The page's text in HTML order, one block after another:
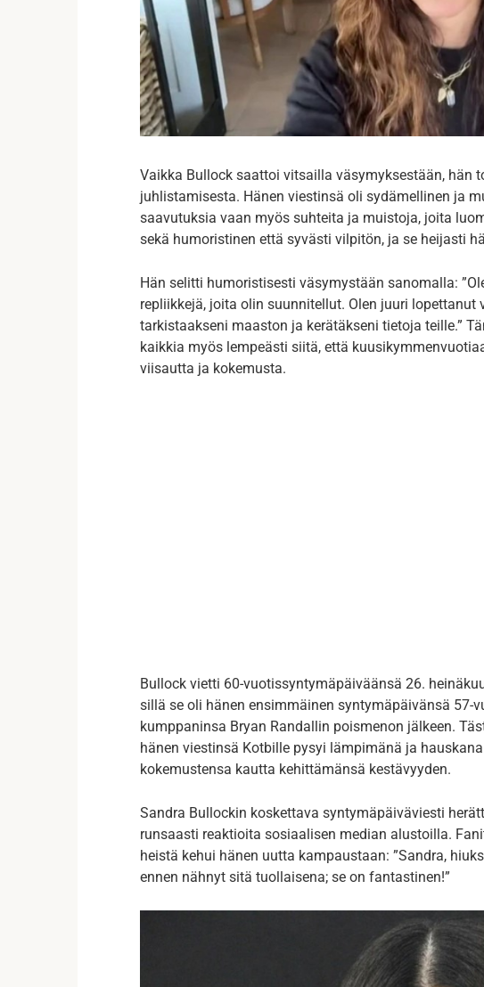
Vaikka Bullock saattoi vitsailla väsymyksestään, hän
juhlistamisesta. Hänen viestinsä oli sydämellinen ja
saavutuksia vaan myös suhteita ja muistoja, joita
sekä humoristinen että syvästi vilpitön, ja se heijasti
Hän selitti humoristisesti väsymystään sanomalla:
repliikkejä, joita olin suunnitellut. Olen juuri lopettanut
tarkistaakseni maaston ja kerätäkseni tietoja teille.”
kaikkia myös lempeästi siitä, että
viisautta ja kokemusta.
Bullock vietti 60-vuotissyntymäpäiväänsä 26.
sillä se oli hänen ensimmäinen syntymäpäivänsä 57-
kumppaninsa Bryan Randallin poismenon jälkeen.
hänen viestinsä Kotbille pysyi lämpimänä ja
kokemustensa kautta kehittämänsä kestävyyden.
Sandra Bullockin koskettava syntymäpäiväviesti
runsaasti reaktioita sosiaalisen median alustoilla.
heistä kehui hänen uutta kampaustaan: ”Sandra,
ennen nähnyt sitä tuollaisena; se on fantastinen!”